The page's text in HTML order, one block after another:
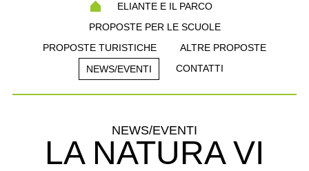
ELIANTE E IL PARCO
PROPOSTE PER LE SCUOLE
PROPOSTE TURISTICHE
ALTRE PROPOSTE
NEWS/EVENTI
CONTATTI
NEWS/EVENTI
LA NATURA VI